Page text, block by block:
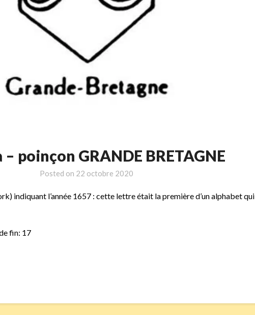
poinçon GRANDE BRETAGNE
Posted on 22 octobre 2020
indiquant l’année 1657 : cette lettre était la première d’un alphabet qui
fin: 17